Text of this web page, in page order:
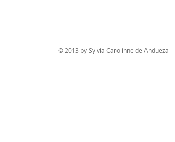
© 2013 by Sylvia Carolinne de Andueza